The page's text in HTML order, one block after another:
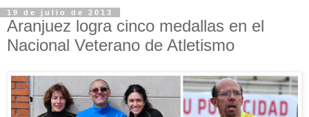
19 de julio de 2013
Aranjuez logra cinco medallas en el
Nacional Veterano de Atletismo